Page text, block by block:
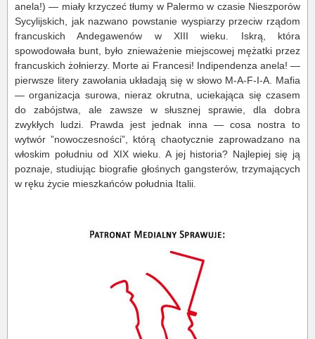
anela!) — miały krzyczeć tłumy w Palermo w czasie Nieszporów
Sycylijskich, jak nazwano powstanie wyspiarzy przeciw rządom
francuskich Andegawenów w XIII wieku. Iskrą, która
spowodowała bunt, było znieważenie miejscowej mężatki przez
francuskich żołnierzy. Morte ai Francesi! Indipendenza anela! —
pierwsze litery zawołania układają się w słowo M-A-F-I-A. Mafia
— organizacja surowa, nieraz okrutna, uciekająca się czasem
do zabójstwa, ale zawsze w słusznej sprawie, dla dobra
zwykłych ludzi. Prawda jest jednak inna — cosa nostra to
wytwór ”nowoczesności”, którą chaotycznie zaprowadzano na
włoskim południu od XIX wieku. A jej historia? Najlepiej się ją
poznaje, studiując biografie głośnych gangsterów, trzymających
w ręku życie mieszkańców południa Italii.